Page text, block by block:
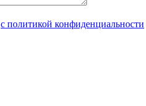
с политикой конфиденциальности